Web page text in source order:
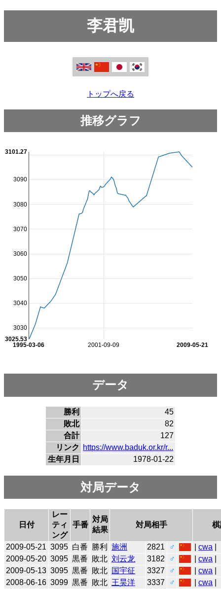
李君凯
トップへ戻る
推移グラフ
2001-09-09
1995-03-06 2009-05-21
3030
3040
3050
3060
3070
3080
3090
3025.53
3101.27
データ
勝利
45
敗北
82
合計
127
リンク
https://www.baduk.or.kr/r...
生年月日
1978-01-22
対局データ
日付
レー
ティ
ング
手番
対局
結果
対局相手
2009-05-21 3095 白番 勝利 施洲 2821 ♂ |cwa
2009-05-20 3095 黒番 敗北 刘云龙 3182 ♂ |cwa
2009-05-13 3095 黒番 敗北 国宇征 3327 ♂ |cwa
2008-06-16 3099 黒番 敗北 王昊洋 3337 ♂ |cwa